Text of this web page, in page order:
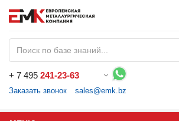
+ 7 495 241-23-63
Заказать звонок sales@emk.bz